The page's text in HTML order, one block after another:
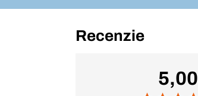
Recenzie
5,00